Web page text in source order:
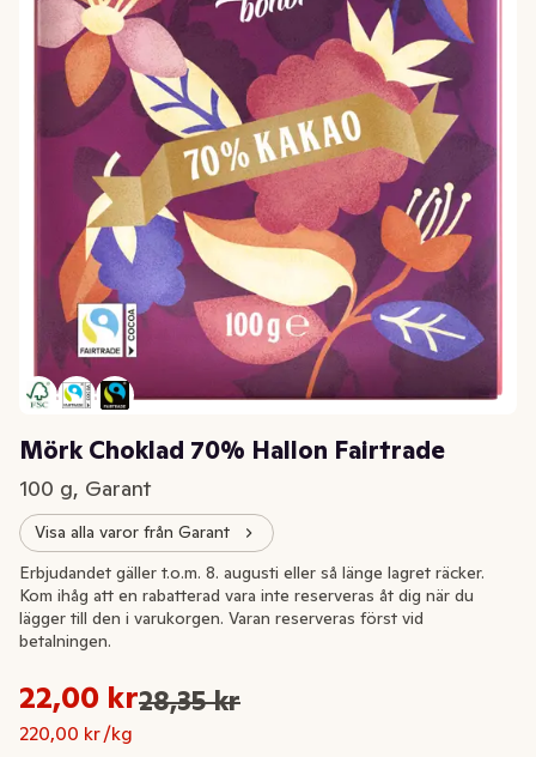
Mörk Choklad 70% Hallon Fairtrade
100 g, Garant
Visa alla varor från Garant
Extrapris
Ursprungspriset var: 28,35 kr
Nuvarande pris är: 22,00 kr
22,00 kr28,35 kr
220,00 kr /kg
Styckpris: 220,00 kr /kg
Erbjudandet gäller t.o.m. 8. augusti eller så länge lagret räcker.
Kom ihåg att en rabatterad vara inte reserveras åt dig när du
lägger till den i varukorgen. Varan reserveras först vid
betalningen.